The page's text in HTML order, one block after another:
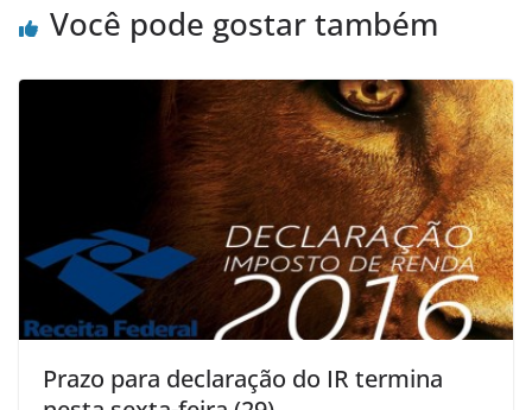
Você pode gostar também
Prazo para declaração do IR termina